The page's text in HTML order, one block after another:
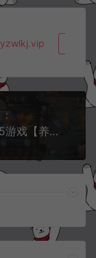
三网H5游戏【养鲲屠龙之龙城战歌H5】6月最新整理Win一键服务端+GM授权后台+详细搭建教程